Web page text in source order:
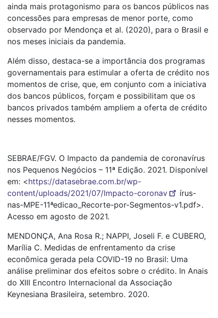
ainda mais protagonismo para os bancos públicos nas
concessões para empresas de menor porte, como
observado por Mendonça et al. (2020), para o Brasil e
nos meses iniciais da pandemia.
Além disso, destaca-se a importância dos programas
governamentais para estimular a oferta de crédito nos
momentos de crise, que, em conjunto com a iniciativa
dos bancos públicos, forçam e possibilitam que os
bancos privados também ampliem a oferta de crédito
nesses momentos.
SEBRAE/FGV. O Impacto da pandemia de coronavírus
nos Pequenos Negócios – 11ª Edição. 2021. Disponível
em: <https://datasebrae.com.br/wp-
content/uploads/2021/07/Impacto-coronav
írus-
nas-MPE-11ªedicao_Recorte-por-Segmentos-v1.pdf>.
Acesso em agosto de 2021.
MENDONÇA, Ana Rosa R.; NAPPI, Joseli F. e CUBERO,
Marília C. Medidas de enfrentamento da crise
econômica gerada pela COVID-19 no Brasil: Uma
análise preliminar dos efeitos sobre o crédito. In Anais
do XIII Encontro Internacional da Associação
Keynesiana Brasileira, setembro. 2020.